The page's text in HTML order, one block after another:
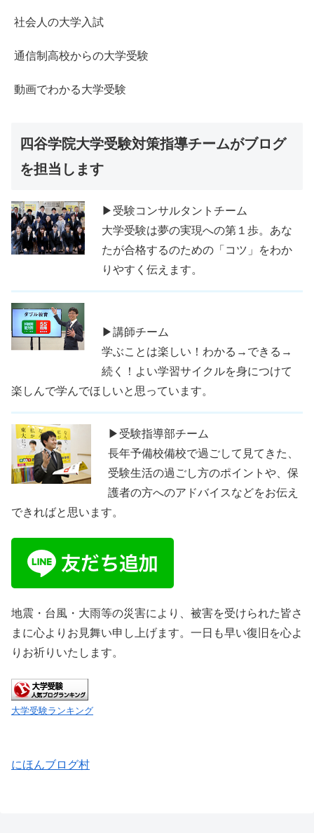
社会人の大学入試
通信制高校からの大学受験
動画でわかる大学受験
四谷学院大学受験対策指導チームがブログ
を担当します
▶受験コンサルタントチーム
大学受験は夢の実現への第１歩。あな
たが合格するのための「コツ」をわか
りやすく伝えます。
▶講師チーム
学ぶことは楽しい！わかる→できる→
続く！よい学習サイクルを身につけて
楽しんで学んでほしいと思っています。
▶受験指導部チーム
長年予備校備校で過ごして見てきた、
受験生活の過ごし方のポイントや、保
護者の方へのアドバイスなどをお伝え
できればと思います。
地震・台風・大雨等の災害により、被害を受けられた皆さ
まに心よりお見舞い申し上げます。一日も早い復旧を心よ
りお祈りいたします。
大学受験ランキング
にほんブログ村